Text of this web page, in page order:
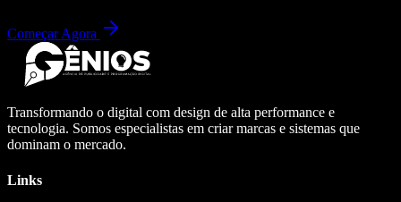
Começar Agora
Transformando o digital com design de alta performance e
tecnologia. Somos especialistas em criar marcas e sistemas que
dominam o mercado.
Links